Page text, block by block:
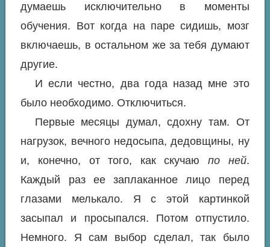
думаешь исключительно в моменты
обучения. Вот когда на паре сидишь, мозг
включаешь, в остальном же за тебя думают
другие.
И если честно, два года назад мне это
было необходимо. Отключиться.
Первые месяцы думал, сдохну там. От
нагрузок, вечного недосыпа, дедовщины, ну
и, конечно, от того, как скучаю по ней.
Каждый раз ее заплаканное лицо перед
глазами мелькало. Я с этой картинкой
засыпал и просыпался. Потом отпустило.
Немного. Я сам выбор сделал, так было